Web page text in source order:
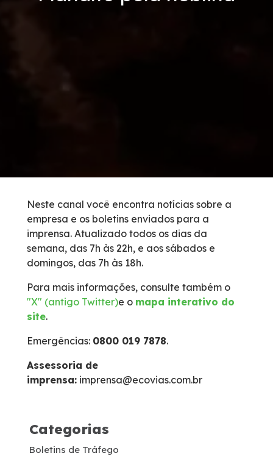
Telefones de Emergência
Cargas Especiais
Faixa de Domínio
Carta ao Usuário
Sustentabilidade
Neste canal você encontra notícias sobre a
empresa e os boletins enviados para a
imprensa. Atualizado todos os dias da
semana, das 7h às 22h, e aos sábados e
domingos, das 7h às 18h.
Para mais informações, consulte também o
"X" (antigo Twitter)e o mapa interativo do
site.
Emergências: 0800 019 7878.
Assessoria de
imprensa: imprensa@ecovias.com.br
Categorias
Boletins de Tráfego